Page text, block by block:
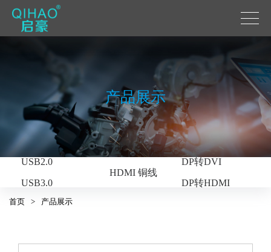
产品展示
USB系列
USB C转HDMI
USB2.0
USB3.0
USB3.2
HDMI系列
HDMI 铜线
DP系列
DP
DP转DVI
DP转HDMI
首页 > 产品展示